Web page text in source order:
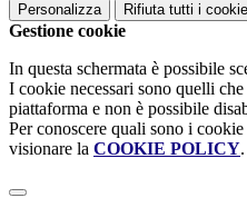
Personalizza Rifiuta tutti i
Gestione cookie
In questa schermata è possibile
I cookie necessari sono quelli
piattaforma e non è possibile
Per conoscere quali sono i
visionare la COOKIE POLICY.